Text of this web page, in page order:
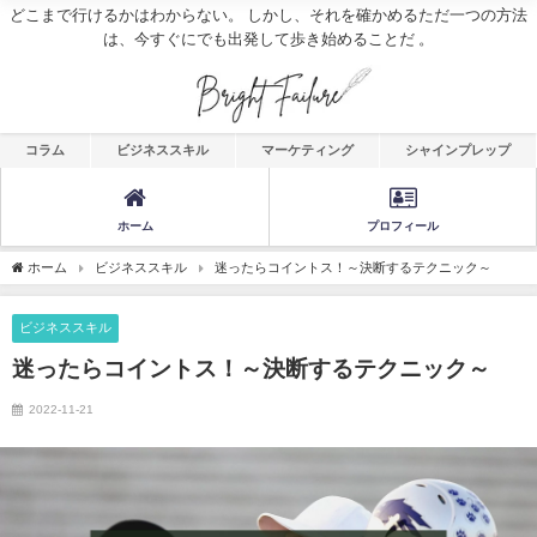
どこまで行けるかはわからない。 しかし、それを確かめるただ一つの方法
は、今すぐにでも出発して歩き始めることだ 。
コラム ビジネススキル マーケティング シャインプレップ
ホーム プロフィール
ホーム ビジネススキル 迷ったらコイントス！～決断するテクニック～
ビジネススキル
迷ったらコイントス！～決断するテクニック～
2022-11-21